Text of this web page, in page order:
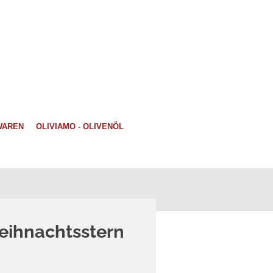
OLIVIAMO - OLIVENÖL